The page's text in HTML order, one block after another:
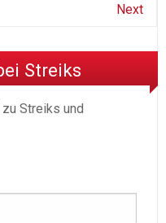
Next
Streiks
Streiks und